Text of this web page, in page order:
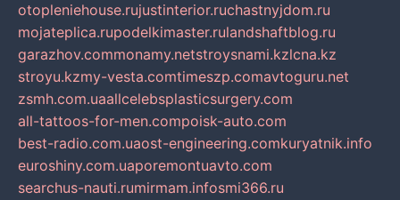
otopleniehouse.rujustinterior.ruchastnyjdom.ru
mojateplica.rupodelkimaster.rulandshaftblog.ru
garazhov.commonamy.netstroysnami.kzlcna.kz
stroyu.kzmy-vesta.comtimeszp.comavtoguru.net
zsmh.com.uaallcelebsplasticsurgery.com
all-tattoos-for-men.compoisk-auto.com
best-radio.com.uaost-engineering.comkuryatnik.info
euroshiny.com.uaporemontuavto.com
searchus-nauti.rumirmam.infosmi366.ru